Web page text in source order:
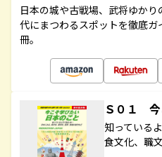
日本の城や古戦場、武将ゆか
代にまつわるスポットを徹底
冊。
Ｓ０１ 今
知っている
食文化、職